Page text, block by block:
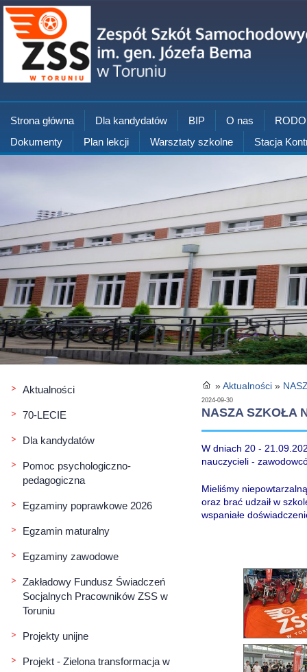
Strona główna Dla kandydatów BIP O nas
RODO
Dokumenty
Plan lekcji Warsztaty szkolne Stacja
Aktualności
70-LECIE
Dla kandydatów
Pomoc psychologiczno-
pedagogiczna
Egzaminy poprawkowe 2026
Egzamin maturalny
Egzaminy zawodowe
Zakładowy Fundusz Świadczeń
Socjalnych Pracowników ZSS w
Toruniu
Projekty unijne
Projekt - Zielona transformacja w
»Aktualności »
2024-09-30
NASZA SZKOŁA
W dniach 20 -
nauczycieli -
Mieliśmy
oraz brać udzaił w
wspaniałe